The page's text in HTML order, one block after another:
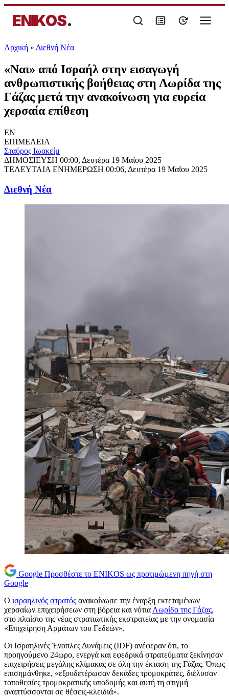
ENIKOS.
Αρχική » Διεθνή Νέα
«Ναι» από Ισραήλ στην εισαγωγή
ανθρωπιστικής βοήθειας στη Λωρίδα της
Γάζας μετά την ανακοίνωση για ευρεία
χερσαία επίθεση
EN
ΕΠΙΜΕΛΕΙΑ
Σταύρος Ιωακείμ
ΔΗΜΟΣΙΕΥΣΗ 00:00, Δευτέρα 19 Μαΐου 2025
ΤΕΛΕΥΤΑΙΑ ΕΝΗΜΕΡΩΣΗ 00:06, Δευτέρα 19 Μαΐου 2025
Διεθνή Νέα
Google Προσθέστε το ENIKOS ως προτιμώμενη πηγή στη
Google
Ο ισραηλινός στρατός ανακοίνωσε την έναρξη εκτεταμένων
χερσαίων επιχειρήσεων στη βόρεια και νότια Λωρίδα της Γάζας,
στο πλαίσιο της νέας στρατιωτικής εκστρατείας με την ονομασία
«Επιχείρηση Αρμάτων του Γεδεών».
Οι Ισραηλινές Ένοπλες Δυνάμεις (IDF) ανέφεραν ότι, το
προηγούμενο 24ωρο, ενεργά και εφεδρικά στρατεύματα ξεκίνησαν
επιχειρήσεις μεγάλης κλίμακας σε όλη την έκταση της Γάζας. Όπως
επισημάνθηκε, «εξουδετέρωσαν δεκάδες τρομοκράτες, διέλυσαν
τοποθεσίες τρομοκρατικής υποδομής και αυτή τη στιγμή
αναπτύσσονται σε θέσεις-κλειδιά».